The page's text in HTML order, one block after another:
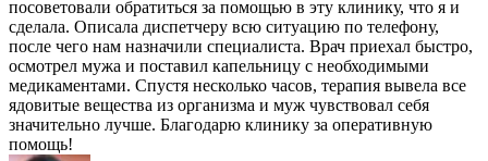
посоветовали обратиться за помощью в эту клинику, что я и
сделала. Описала диспетчеру всю ситуацию по телефону,
после чего нам назначили специалиста. Врач приехал быстро,
осмотрел мужа и поставил капельницу с необходимыми
медикаментами. Спустя несколько часов, терапия вывела все
ядовитые вещества из организма и муж чувствовал себя
значительно лучше. Благодарю клинику за оперативную
помощь!